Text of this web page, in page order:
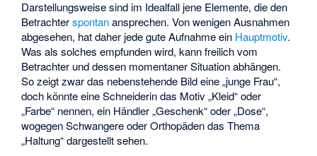
Darstellungsweise sind im Idealfall jene Elemente, die den
Betrachterspontanansprechen. Von wenigen Ausnahmen
abgesehen, hat daher jede gute Aufnahme ein Hauptmotiv.
Was als solches empfunden wird, kann freilich vom
Betrachter und dessen momentaner Situation abhängen.
So zeigt zwar das nebenstehende Bild eine „junge Frau“,
doch könnte eine Schneiderin das Motiv „Kleid“ oder
„Farbe“ nennen, ein Händler „Geschenk“ oder „Dose“,
wogegen Schwangere oder Orthopäden das Thema
„Haltung“ dargestellt sehen.